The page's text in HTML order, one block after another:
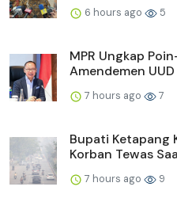
6 hours ago 5
MPR Ungkap
Amendemen UUD
7 hours ago 7
Bupati Ketapang
Korban Tewas
7 hours ago 9